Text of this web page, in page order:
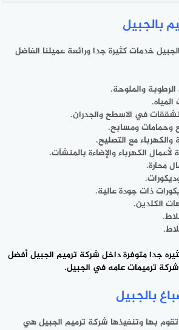
بالجبيل
خدمات كثيرة جدا ورائعة عميلنا الفاضل
والملوحة.
في الاسطح والجدران.
وحمامات ومسابح.
مع التصليح.
الكهرباء والإضاءة بالمنشآت.
محارة.
ذات جودة عالية.
الكلدين.
جدا متوفرة داخل شركة ترميم الجبيل أفضل
شركة ترميمات عامه في الجبيل.
بالجبيل
تقوم بها وتنفيذها شركة ترميم الجبيل هي